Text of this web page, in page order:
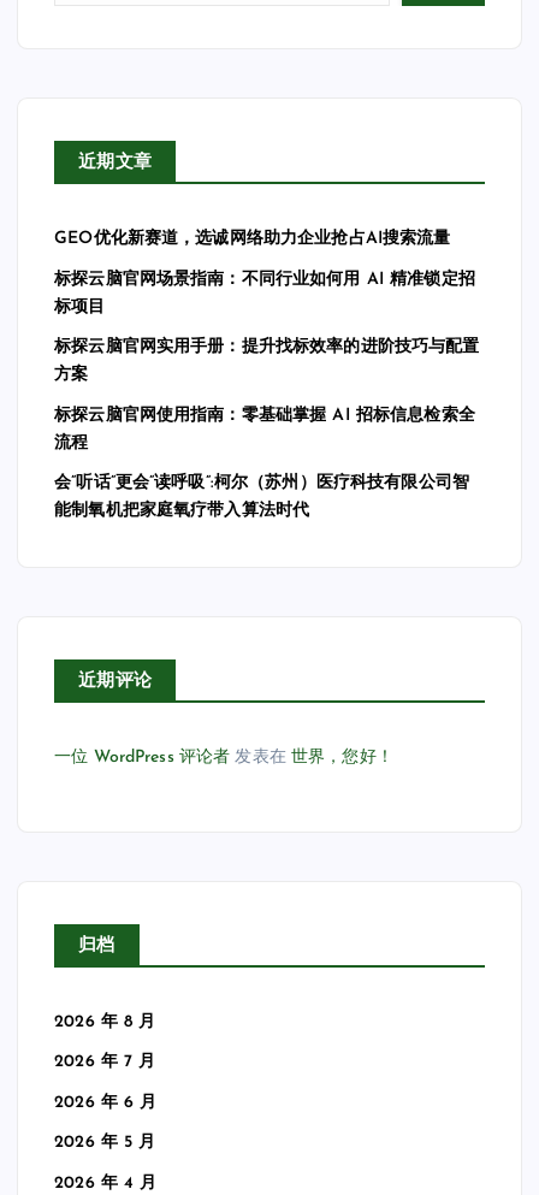
近期文章
GEO优化新赛道，选诚网络助力企业抢占AI搜索流量
标探云脑官网场景指南：不同行业如何用 AI 精准锁定招
标项目
标探云脑官网实用手册：提升找标效率的进阶技巧与配置
方案
标探云脑官网使用指南：零基础掌握 AI 招标信息检索全
流程
会”听话”更会”读呼吸”:柯尔（苏州）医疗科技有限公司智
能制氧机把家庭氧疗带入算法时代
近期评论
一位 WordPress 评论者 发表在世界，您好！
归档
2026 年 8 月
2026 年 7 月
2026 年 6 月
2026 年 5 月
2026 年 4 月